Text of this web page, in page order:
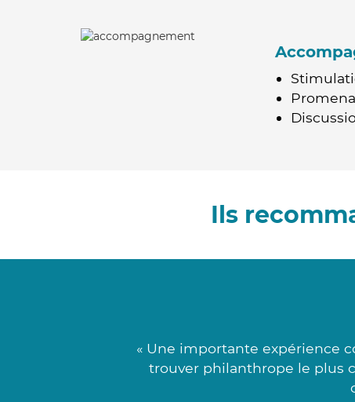
Ils
« Une importante expérience
trouver philanthrope le plus